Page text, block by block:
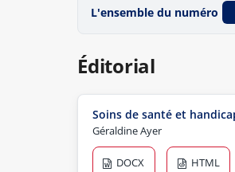
L'ensemble du numéro
Éditorial
Soins de santé et
Géraldine Ayer
DOCX
HTML